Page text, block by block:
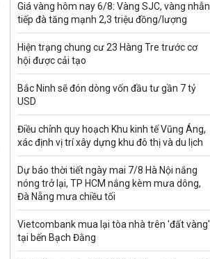
Giá vàng hôm nay 6/8: Vàng SJC, vàng nhẫn
tiếp đà tăng mạnh 2,3 triệu đồng/lượng
Hiện trạng chung cư 23 Hàng Tre trước cơ
hội được cải tạo
Bắc Ninh sẽ đón dòng vốn đầu tư gần 7 tỷ
USD
Điều chỉnh quy hoạch Khu kinh tế Vũng Áng,
xác định vị trí xây dựng khu đô thị và du lịch
Dự báo thời tiết ngày mai 7/8 Hà Nội nắng
nóng trở lại, TP HCM nắng kèm mưa dông,
Đà Nẵng mưa chiều tối
Vietcombank mua lại tòa nhà trên 'đất vàng'
tại bến Bạch Đằng